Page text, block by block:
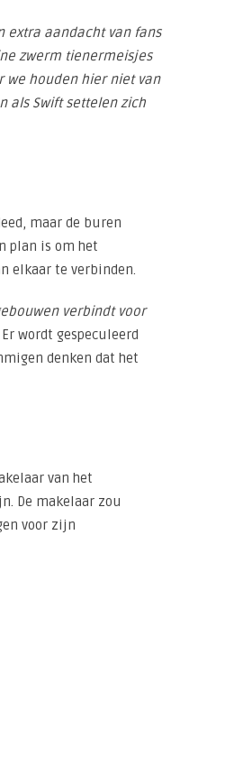
extra aandacht van fans
zwerm tienermeisjes
we houden hier niet van
als Swift settelen zich
maar de buren
plan is om het
elkaar te verbinden.
verbindt voor
wordt gespeculeerd
denken dat het
van het
De makelaar zou
voor zijn